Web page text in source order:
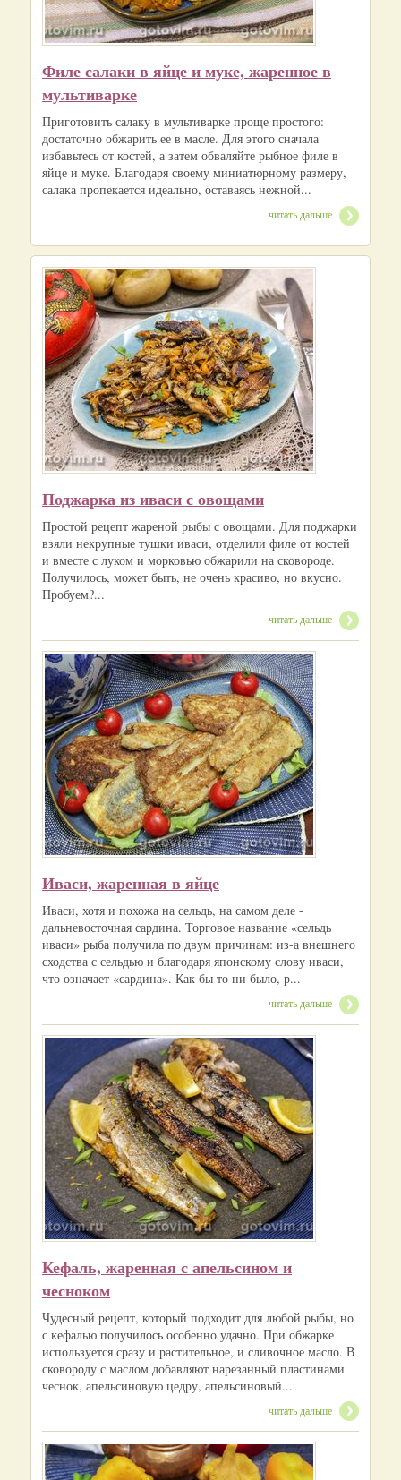
Филе салаки в яйце и муке, жаренное в
мультиварке
Приготовить салаку в мультиварке проще простого:
достаточно обжарить ее в масле. Для этого сначала
избавьтесь от костей, а затем обваляйте рыбное филе в
яйце и муке. Благодаря своему миниатюрному размеру,
салака пропекается идеально, оставаясь нежной...
читать дальше
Поджарка из иваси с овощами
Простой рецепт жареной рыбы с овощами. Для поджарки
взяли некрупные тушки иваси, отделили филе от костей
и вместе с луком и морковью обжарили на сковороде.
Получилось, может быть, не очень красиво, но вкусно.
Пробуем?...
читать дальше
Иваси, жаренная в яйце
Иваси, хотя и похожа на сельдь, на самом деле -
дальневосточная сардина. Торговое название «сельдь
иваси» рыба получила по двум причинам: из-а внешнего
сходства с сельдью и благодаря японскому слову иваси,
что означает «сардина». Как бы то ни было, р...
читать дальше
Кефаль, жаренная с апельсином и
чесноком
Чудесный рецепт, который подходит для любой рыбы, но
с кефалью получилось особенно удачно. При обжарке
используется сразу и растительное, и сливочное масло. В
сковороду с маслом добавляют нарезанный пластинами
чеснок, апельсиновую цедру, апельсиновый...
читать дальше